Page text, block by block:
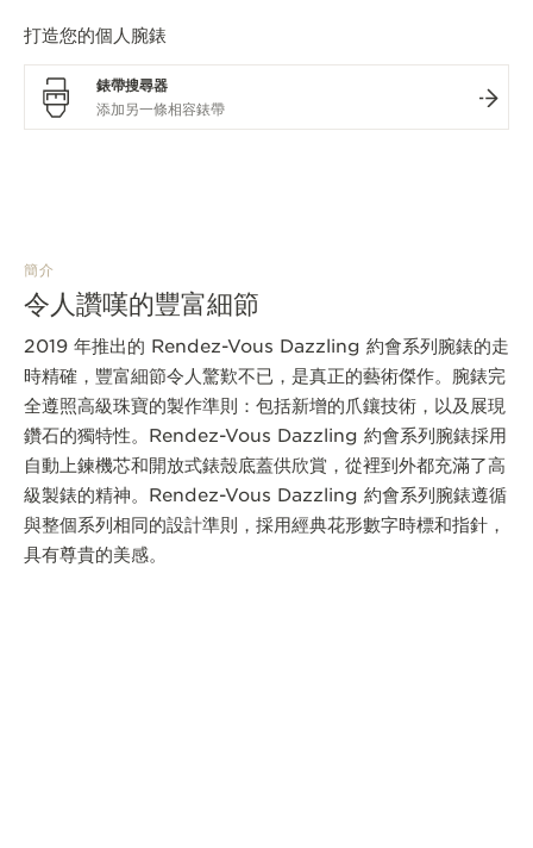
打造您的個人腕錶
錶帶搜尋器
簡介
令人讚嘆的豐富細節
2019 年推出的 Rendez-Vous Dazzling 約會系列腕錶的走
時精確，豐富細節令人驚歎不已，是真正的藝術傑作。腕錶完
全遵照高級珠寶的製作準則：包括新增的爪鑲技術，以及展現
鑽石的獨特性。Rendez-Vous Dazzling 約會系列腕錶採用
自動上鍊機芯和開放式錶殼底蓋供欣賞，從裡到外都充滿了高
級製錶的精神。Rendez-Vous Dazzling 約會系列腕錶遵循
與整個系列相同的設計準則，採用經典花形數字時標和指針，
具有尊貴的美感。